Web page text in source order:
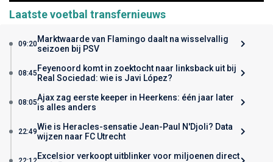
Laatste voetbal transfernieuws
09:20Marktwaarde van Flamingo daalt na wisselvallig
seizoen bij PSV
08:45 Feyenoord komt in zoektocht naar linksback uit bij
Real Sociedad: wie is Javi López?
08:05Ajax zag eerste keeper in Heerkens: één jaar later
is alles anders
22:49Wie is Heracles-sensatie Jean-Paul N'Djoli? Data
wijzen naar FC Utrecht
Excelsior verkoopt uitblinker voor miljoenen direct